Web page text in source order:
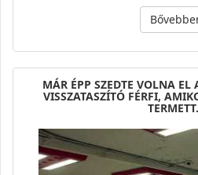
MÁR ÉPP SZEDTE VOLNA EL
VISSZATASZÍTÓ FÉRFI,